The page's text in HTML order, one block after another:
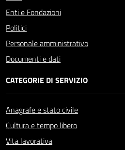
Enti e Fondazioni
Politici
Personale amministrativo
Documenti e dati
CATEGORIE DI SERVIZIO
Anagrafe e stato civile
Cultura e tempo libero
Vita lavorativa